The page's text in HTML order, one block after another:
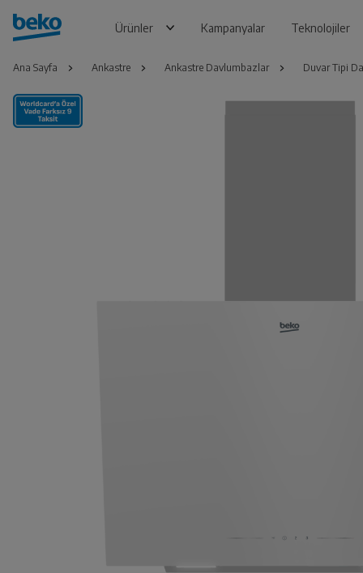
Ürünler Kampanyalar Teknolojiler
Ana Sayfa Ankastre Ankastre Davlumbazlar Duvar Tipi